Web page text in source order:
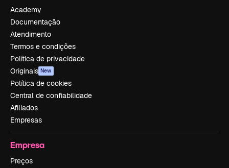
Academy
Documentação
Atendimento
Termos e condições
Política de privacidade
Originais New
Política de cookies
Central de confiabilidade
Afiliados
Empresas
Empresa
Preços